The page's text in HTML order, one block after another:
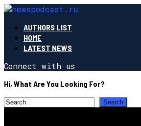
AUTHORS LIST
HOME
LATEST NEWS
Connect with us
Hi, What Are You Looking For?